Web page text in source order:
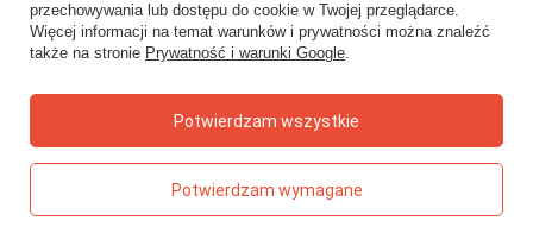
Chcę wymienić towar
Kontakt
Regulaminy
przechowywania lub dostępu do cookie w Twojej przeglądarce.
Więcej informacji na temat warunków i prywatności można znaleźć
także na stronie Prywatność i warunki Google.
Potwierdzam wymagane
Potwierdzam wszystkie